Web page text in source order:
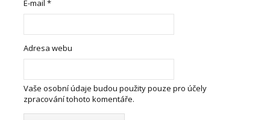
E-mail*
Adresa webu
Vaše osobní údaje budou použity pouze pro účely
zpracování tohoto komentáře.